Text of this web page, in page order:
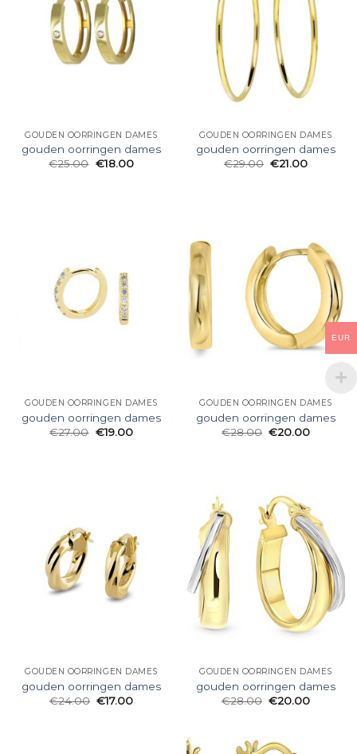
GOUDEN OORRINGEN DAMES
gouden oorringen dames
€25.00 €18.00
GOUDEN OORRINGEN DAMES
gouden oorringen dames
€29.00 €21.00
GOUDEN OORRINGEN DAMES
gouden oorringen dames
€27.00 €19.00
GOUDEN OORRINGEN DAMES
gouden oorringen dames
€28.00 €20.00
GOUDEN OORRINGEN DAMES
gouden oorringen dames
€24.00 €17.00
GOUDEN OORRINGEN DAMES
gouden oorringen dames
€28.00 €20.00
EUR